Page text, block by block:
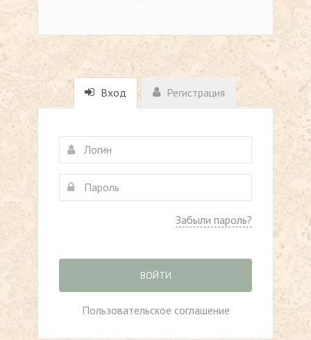
Вход Регистрация
Забыли пароль?
ВОЙТИ
Пользовательское соглашение